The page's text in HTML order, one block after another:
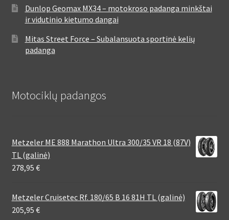
Dunlop Geomax MX34 – motokroso padanga minkštai
ir vidutinio kietumo dangai
Mitas Street Force – Subalansuota sportinė kelių
padanga
Motociklų padangos
Metzeler ME 888 Marathon Ultra 300/35 VR 18 (87V)
TL (galinė)
278,95 €
Metzeler Cruisetec Rf. 180/65 B 16 81H TL (galinė)
205,95 €